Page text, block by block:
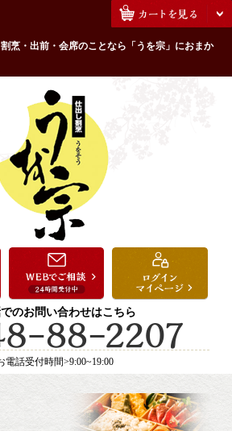
烹・出前・会席のことなら「うを宗」におまか
のお問い合わせはこちら
電話受付時間>9:00~19:00